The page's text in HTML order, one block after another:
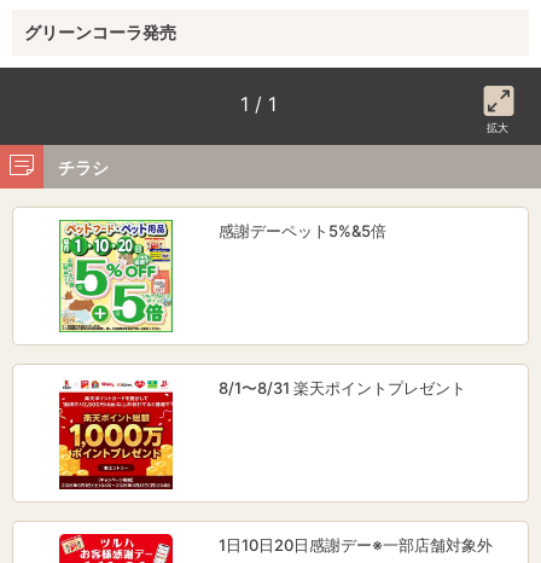
グリーンコーラ発売
1 / 1
拡大
チラシ
感謝デーペット5%&5倍
8/1〜8/31 楽天ポイントプレゼント
1日10日20日感謝デー※一部店舗対象外